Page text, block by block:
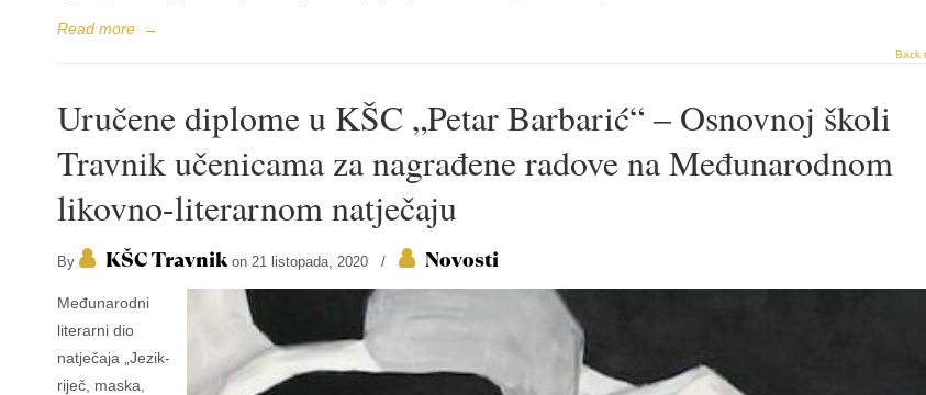
Read more →
Back
Uručene diplome u KŠC „Petar Barbarić“ – Osnovnoj školi
Travnik učenicama za nagrađene radove na Međunarodnom
likovno-literarnom natječaju
By KŠC Travnikon 21 listopada, 2020 / Novosti
Međunarodni
literarni dio
natječaja „Jezik-
riječ, maska,